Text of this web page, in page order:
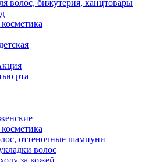
волос, бижутерия, канцтовары
рта
оттеночные шампуни
волос
за кожей